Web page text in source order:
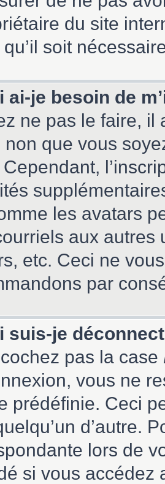
du site
soit
ai-je besoin de
ne pas le faire, il
non que vous
les avatars
aux
etc. Ceci ne
par
suis-je
pas la case
vous ne
prédéfinie. Ceci
d’autre.
lors de
si vous accédez